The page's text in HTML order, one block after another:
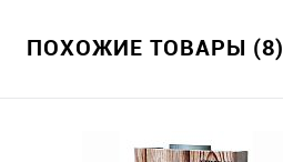
ПОХОЖИЕ ТОВАРЫ (8)